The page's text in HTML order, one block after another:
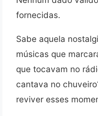
fornecidas.
Sabe aquela
músicas que
que tocavam no
cantava no
reviver esses